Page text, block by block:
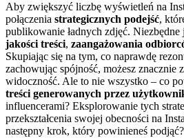
Aby zwiększyć liczbę wyświetleń na
połączenia strategicznych podejść,
publikowanie ładnych zdjęć.
jakości treści, zaangażowania
Skupiając się na tym, co naprawdę
zachowując spójność, możesz znacznie
widoczność. Ale to nie wszystko – co
treści generowanych przez
influencerami? Eksplorowanie tych
przekształcenia swojej obecności na
następny krok, który powinieneś podjąć?